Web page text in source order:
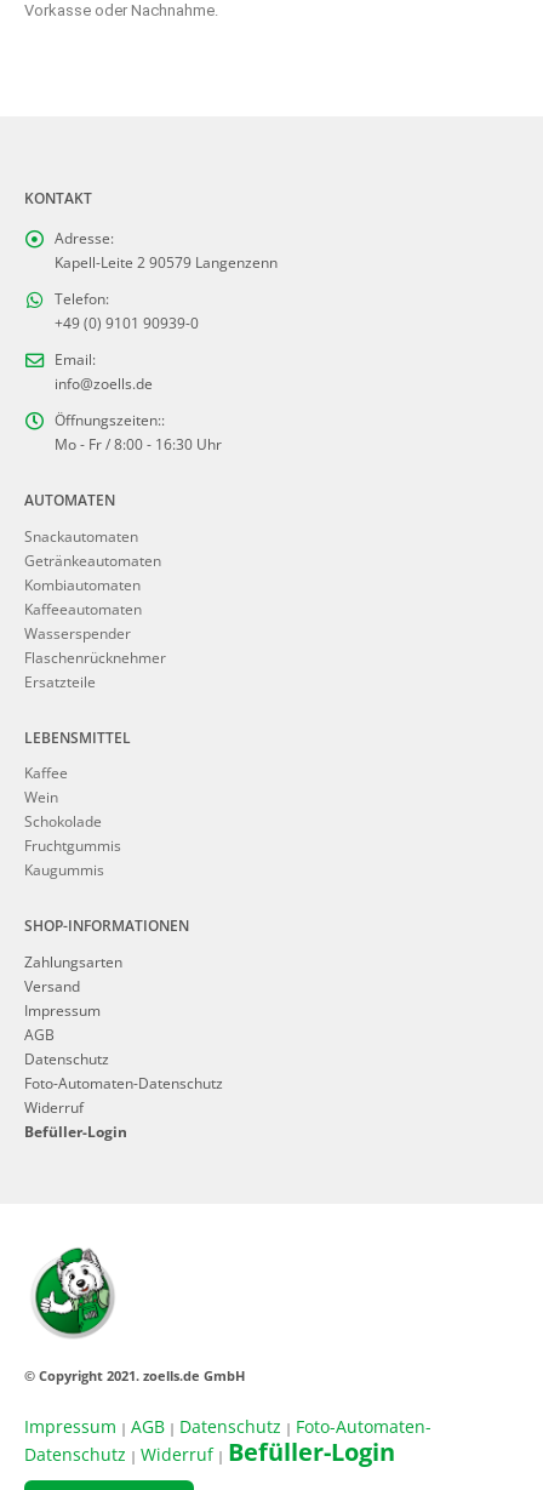
Vorkasse oder Nachnahme.
KONTAKT
Adresse:
Kapell-Leite 2 90579 Langenzenn
Telefon:
+49 (0) 9101 90939-0
Email:
info@zoells.de
Öffnungszeiten::
Mo - Fr / 8:00 - 16:30 Uhr
AUTOMATEN
Snackautomaten
Getränkeautomaten
Kombiautomaten
Kaffeeautomaten
Wasserspender
Flaschenrücknehmer
Ersatzteile
LEBENSMITTEL
Kaffee
Wein
Schokolade
Fruchtgummis
Kaugummis
SHOP-INFORMATIONEN
Zahlungsarten
Versand
Impressum
AGB
Datenschutz
Foto-Automaten-Datenschutz
Widerruf
Befüller-Login
© Copyright 2021. zoells.de GmbH
Impressum | AGB | Datenschutz | Foto-Automaten-
Datenschutz | Widerruf | Befüller-Login